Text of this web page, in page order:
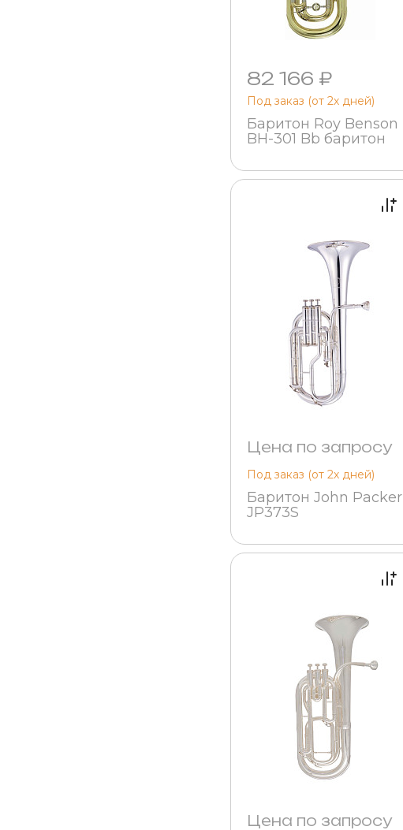
82 166 ₽
Под заказ (от 2х дней)
Баритон Roy Benson
BH-301 Bb баритон
Цена по запросу
Под заказ (от 2х дней)
Баритон John Packer
JP373S
Цена по запросу